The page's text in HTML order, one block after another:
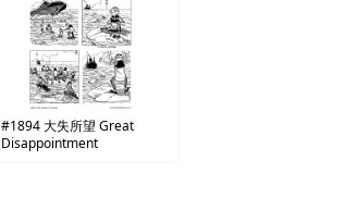
#1894大失所望 Great
Disappointment